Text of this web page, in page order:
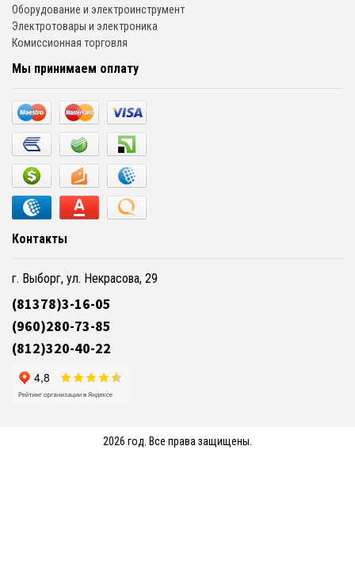
Оборудование и электроинструмент
Электротовары и электроника
Комиссионная торговля
Мы принимаем оплату
Контакты
г. Выборг, ул. Некрасова, 29
(81378)3-16-05
(960)280-73-85
(812)320-40-22
2026 год. Все права защищены.